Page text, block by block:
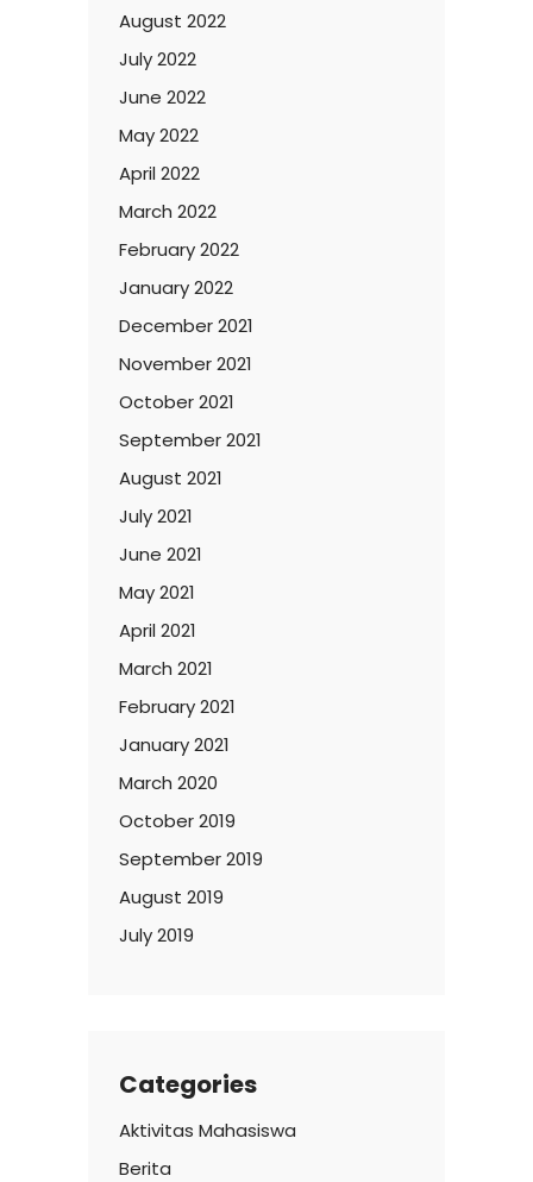
August 2022
July 2022
June 2022
May 2022
April 2022
March 2022
February 2022
January 2022
December 2021
November 2021
October 2021
September 2021
August 2021
July 2021
June 2021
May 2021
April 2021
March 2021
February 2021
January 2021
March 2020
October 2019
September 2019
August 2019
July 2019
Categories
Aktivitas Mahasiswa
Berita